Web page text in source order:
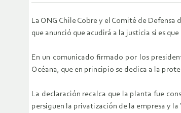
La ONG Chile Cobre y el Comité de
que anunció que acudirá a la justicia si es
En un comunicado firmado por los
Océana, que en principio se dedica a la
La declaración recalca que la planta fue
persiguen la privatización de la empresa y